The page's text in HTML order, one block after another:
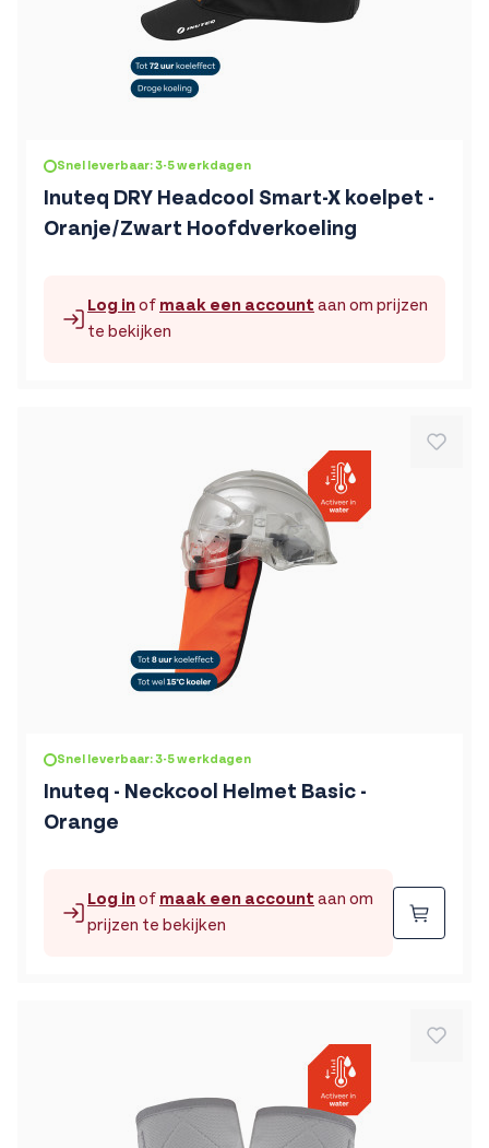
Snel leverbaar: 3-5 werkdagen
Inuteq DRY Headcool Smart-X koelpet -
Oranje/Zwart Hoofdverkoeling
De prijs is afhankelijk van de gekozen opties op de
Log inof maak een account aan om prijzen
te bekijken
Snel leverbaar: 3-5 werkdagen
Inuteq - Neckcool Helmet Basic -
Orange
Log inof maak een account aan om
prijzen te bekijken